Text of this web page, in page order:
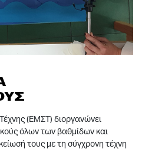
(ΕΜΣΤ) διοργανώνει
όλων των βαθμίδων και
τους με τη σύγχρονη τέχνη